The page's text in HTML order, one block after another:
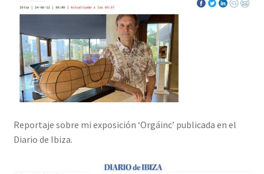
Reportaje sobre mi exposición ‘Orgáinc’ publicada en el
Diario de Ibiza.